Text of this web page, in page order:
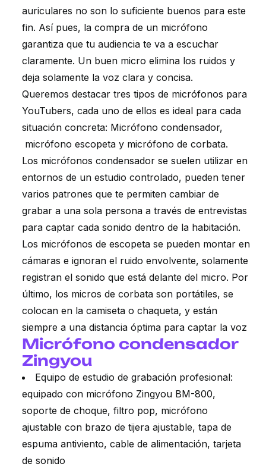
auriculares no son lo suficiente buenos para este
fin. Así pues, la compra de un micrófono
garantiza que tu audiencia te va a escuchar
claramente. Un buen micro elimina los ruidos y
deja solamente la voz clara y concisa.
Queremos destacar tres tipos de micrófonos para
YouTubers, cada uno de ellos es ideal para cada
situación concreta: Micrófono condensador,
micrófono escopeta y micrófono de corbata.
Los micrófonos condensador se suelen utilizar en
entornos de un estudio controlado, pueden tener
varios patrones que te permiten cambiar de
grabar a una sola persona a través de entrevistas
para captar cada sonido dentro de la habitación.
Los micrófonos de escopeta se pueden montar en
cámaras e ignoran el ruido envolvente, solamente
registran el sonido que está delante del micro. Por
último, los micros de corbata son portátiles, se
colocan en la camiseta o chaqueta, y están
siempre a una distancia óptima para captar la voz
Micrófono condensador
Zingyou
Equipo de estudio de grabación profesional:
equipado con micrófono Zingyou BM-800,
soporte de choque, filtro pop, micrófono
ajustable con brazo de tijera ajustable, tapa de
espuma antiviento, cable de alimentación, tarjeta
de sonido